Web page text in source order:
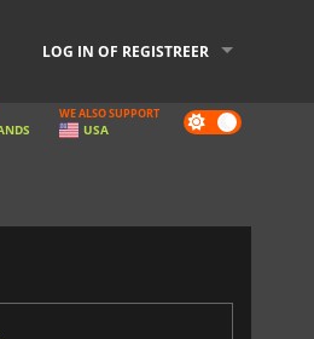
LOG IN OF REGISTREER
Dark
mode
WE ALSO SUPPORT
USA